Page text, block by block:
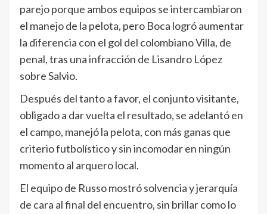
parejo porque ambos equipos se intercambiaron
el manejo de la pelota, pero Boca logró aumentar
la diferencia con el gol del colombiano Villa, de
penal, tras una infracción de Lisandro López
sobre Salvio.
Después del tanto a favor, el conjunto visitante,
obligado a dar vuelta el resultado, se adelantó en
el campo, manejó la pelota, con más ganas que
criterio futbolístico y sin incomodar en ningún
momento al arquero local.
El equipo de Russo mostró solvencia y jerarquía
de cara al final del encuentro, sin brillar como lo